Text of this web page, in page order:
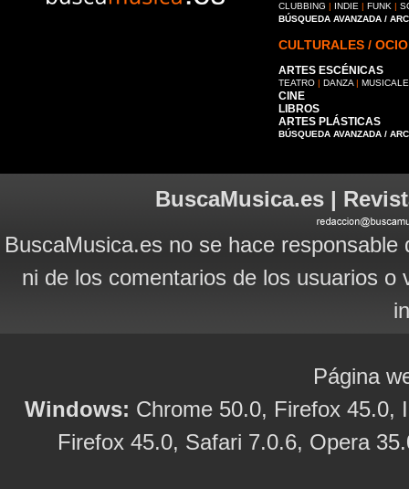
CLUBBING | INDIE | FUNK |
BÚSQUEDA AVANZADA /
CULTURALES / OCIO
ARTES ESCÉNICAS
TEATRO | DANZA |
CINE
LIBROS
ARTES PLÁSTICAS
BÚSQUEDA AVANZADA /
BuscaMusica.es |
BuscaMusica.es no se hace
ni de los comentarios de los usuarios
Página
Windows: Chrome 50.0, Firefox 45.0,
Firefox 45.0, Safari 7.0.6, Opera